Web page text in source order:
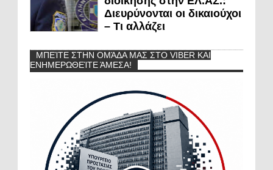
Διευρύνονται οι δικαιούχοι
– Τι αλλάζει
ΜΠΕΊΤΕ ΣΤΗΝ ΟΜΆΔΑ ΜΑΣ ΣΤΟ VIBER ΚΑΙ
ΕΝΗΜΕΡΩΘΕΊΤΕ ΆΜΕΣΑ!